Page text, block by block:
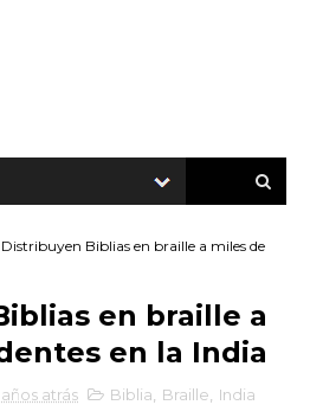
Distribuyen Biblias en braille a miles de
en braille a
en la India
años atrás Biblia Braille India